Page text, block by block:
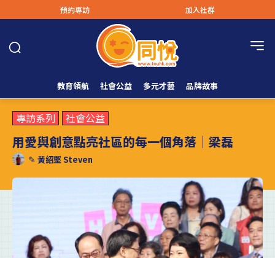
預約專訪 加入社群
教育領航 社會公益 多元才藝 品牌故事
專訪系列 社會公益
用愛與創意點亮社區的每一個角落｜梁磊
✎ 黃紹堅 Steven